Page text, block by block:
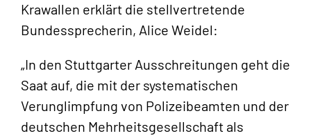
Krawallen erklärt die stellvertretende
Bundessprecherin, Alice Weidel:
„In den Stuttgarter Ausschreitungen geht die
Saat auf, die mit der systematischen
Verunglimpfung von Polizeibeamten und der
deutschen Mehrheitsgesellschaft als